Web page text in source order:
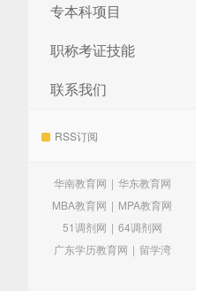
专本科项目
职称考证技能
联系我们
RSS订阅
华南教育网 | 华东教育网
MBA教育网 | MPA教育网
51调剂网 | 64调剂网
广东学历教育网 | 留学湾